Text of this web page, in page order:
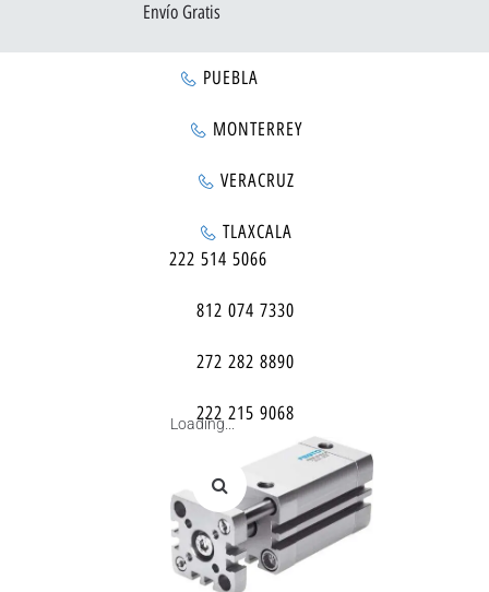
Envío Gratis
PUEBLA
MONTERREY
VERACRUZ
TLAXCALA
222 514 5066
812 074 7330
272 282 8890
222 215 9068
Loading...